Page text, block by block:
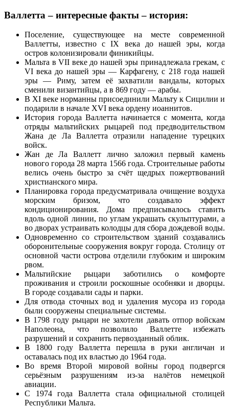
Валлетта – интересные факты – история:
Поселение, существующее на месте современной
Валлетты, известно с IX века до нашей эры, когда
остров колонизировали финикийцы.
Мальта в VII веке до нашей эры принадлежала грекам, с
VI века до нашей эры — Карфагену, c 218 года нашей
эры — Риму, затем её захватили вандалы, которых
сменили византийцы, а в 869 году — арабы.
В XI веке норманны присоединили Мальту к Сицилии и
подарили в начале XVI века ордену иоаннитов.
История города Валлетта начинается с момента, когда
отряды мальтийских рыцарей под предводительством
Жана де Ла Валлетта отразили нападение турецких
войск.
Жан де Ла Валлетт лично заложил первый камень
нового города 28 марта 1566 года. Строительные работы
велись очень быстро за счёт щедрых пожертвований
христианского мира.
Планировка города предусматривала очищение воздуха
морским бризом, что создавало эффект
кондиционирования. Дома предписывалось ставить
вдоль одной линии, по углам украшать скульптурами, а
во дворах устраивать колодцы для сбора дождевой воды.
Одновременно со строительством зданий создавались
оборонительные сооружения вокруг города. Столицу от
основной части острова отделили глубоким и широким
рвом.
Мальтийские рыцари заботились о комфорте
проживания и строили роскошные особняки и дворцы.
В городе создавали сады и парки.
Для отвода сточных вод и удаления мусора из города
были сооружены специальные системы.
В 1798 году рыцари не захотели давать отпор войскам
Наполеона, что позволило Валлетте избежать
разрушений и сохранить первозданный облик.
В 1800 году Валлетта перешла в руки англичан и
оставалась под их властью до 1964 года.
Во время Второй мировой войны город подвергся
серьёзным разрушениям из-за налётов немецкой
авиации.
С 1974 года Валлетта стала официальной столицей
Республики Мальта.